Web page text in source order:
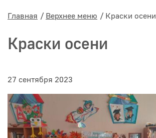
Главная Верхнее меню Краски осени
Краски осени
27 сентября 2023